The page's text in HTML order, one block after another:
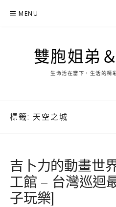
MENU
雙胞姐弟
生命活在當下，生活的精
標籤: 天空之城
吉卜力的動畫世
工館 – 台灣巡迴
子玩樂]